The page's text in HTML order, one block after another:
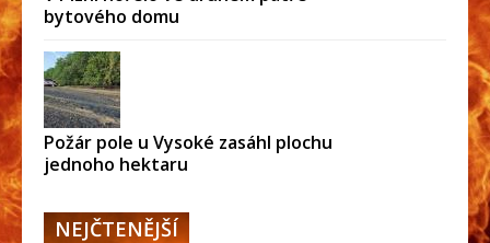
bytového domu
Požár pole u Vysoké zasáhl plochu
jednoho hektaru
NEJČTENĚJŠÍ